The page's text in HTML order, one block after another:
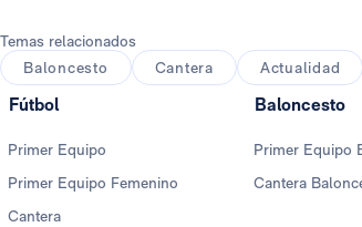
Temas relacionados
Baloncesto
Cantera Actualidad
Fútbol
Primer Equipo
Primer Equipo Femenino
Cantera
Baloncesto
Primer Equipo
Cantera